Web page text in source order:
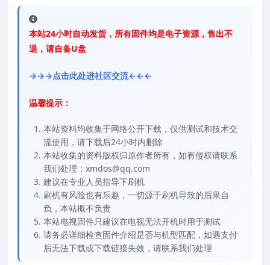
本站24小时自动发货，所有固件均是电子资源，售出不
退，请自备U盘
→→→点击此处进社区交流←←←
温馨提示：
本站资料均收集于网络公开下载，仅供测试和技术交
流使用，请下载后24小时内删除
本站收集的资料版权归原作者所有，如有侵权请联系
我们处理：xmdos@qq.com
建议在专业人员指导下刷机
刷机有风险也有乐趣，一切源于刷机导致的后果自
负，本站概不负责
本站电视固件只建议在电视无法开机时用于测试
请务必详细检查固件介绍是否与机型匹配，如遇支付
后无法下载或下载链接失效，请联系我们处理